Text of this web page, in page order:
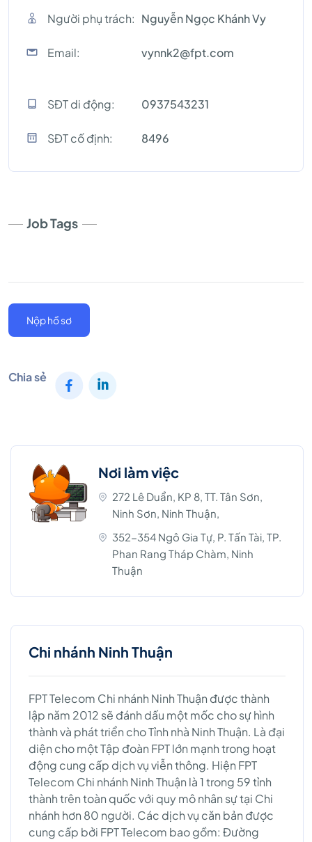
Người phụ trách: Nguyễn Ngọc Khánh Vy
Email: vynnk2@fpt.com
SĐT di động: 0937543231
SĐT cố định: 8496
Job Tags
Nộp hồ sơ
Chia sẻ
Nơi làm việc
272 Lê Duẩn, KP 8, TT. Tân Sơn,
Ninh Sơn, Ninh Thuận,
352-354 Ngô Gia Tự, P. Tấn Tài, TP.
Phan Rang Tháp Chàm, Ninh
Thuận
Chi nhánh Ninh Thuận
FPT Telecom Chi nhánh Ninh Thuận được thành
lập năm 2012 sẽ đánh dấu một mốc cho sự hình
thành và phát triển cho Tỉnh nhà Ninh Thuận. Là đại
diện cho một Tập đoàn FPT lớn mạnh trong hoạt
động cung cấp dịch vụ viễn thông. Hiện FPT
Telecom Chi nhánh Ninh Thuận là 1 trong 59 tỉnh
thành trên toàn quốc với quy mô nhân sự tại Chi
nhánh hơn 80 người. Các dịch vụ căn bản được
cung cấp bởi FPT Telecom bao gồm: Đường